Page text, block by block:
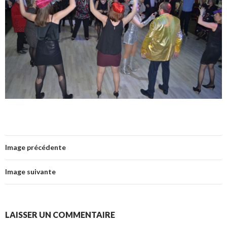
Image précédente
Image suivante
LAISSER UN COMMENTAIRE